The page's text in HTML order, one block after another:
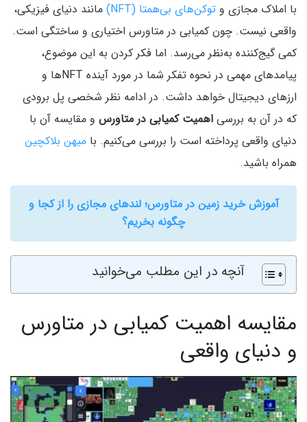
با املاک مجازی و توکن‌های بی‌همتا (NFT)
مانند دنیای فیزیکی،
واقعی نیست. چون کمیابی در متاورس اختیاری و ساختگی است.
کمی گیج‌کننده به‌نظر می‌رسد. اما فکر کردن به این موضوع،
پیامدهای مهمی در نحوه تفکر شما در مورد آینده NFTها و
ارزهای دیجیتال خواهد داشت. در ادامه نظر شخصی پل برودی
که در آن به بررسی اهمیت کمیابی در متاورس و مقایسه آن با
دنیای واقعی پرداخته است را بررسی می‌کنیم. با میهن بلاکچین
همراه باشید.
آموزش خرید زمین در متاورس؛ لندهای مجازی را از کجا و
چگونه بخریم؟
آنچه در این مطلب می‌خوانید
مقایسه اهمیت کمیابی در متاورس
و دنیای واقعی